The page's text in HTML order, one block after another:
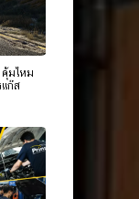
คุ้มไหม
ก๊ส